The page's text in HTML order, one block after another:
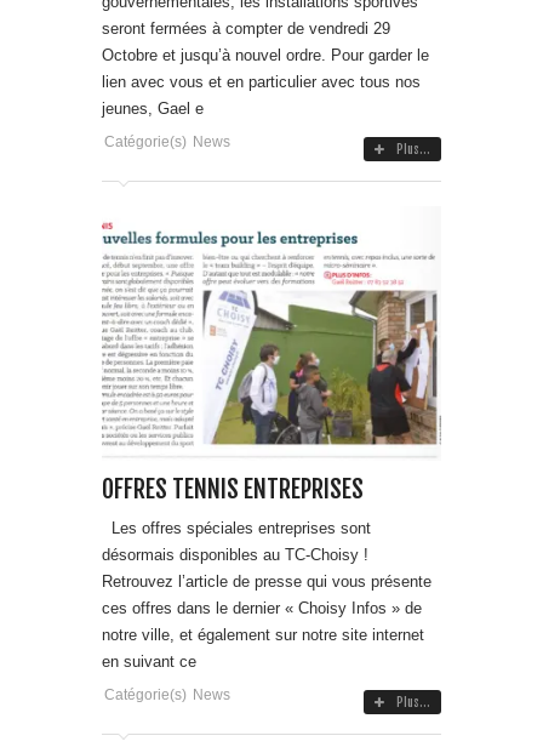
seront fermées à compter de vendredi 29
Octobre et jusqu’à nouvel ordre. Pour garder le
lien avec vous et en particulier avec tous nos
jeunes, Gael e
Catégorie(s) News Plus...
OFFRES TENNIS ENTREPRISES
Les offres spéciales entreprises sont
désormais disponibles au TC-Choisy !
Retrouvez l’article de presse qui vous présente
ces offres dans le dernier « Choisy Infos » de
notre ville, et également sur notre site internet
en suivant ce
Catégorie(s) News Plus...